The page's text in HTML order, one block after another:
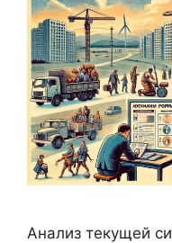
Анализ текущей